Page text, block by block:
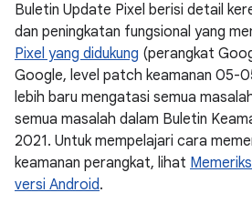
Buletin Update Pixel berisi detail
dan peningkatan fungsional yang
Pixel yang didukung (perangkat
Google, level patch keamanan 05-
lebih baru mengatasi semua
semua masalah dalam Buletin
2021. Untuk mempelajari cara
keamanan perangkat, lihat
versi Android.